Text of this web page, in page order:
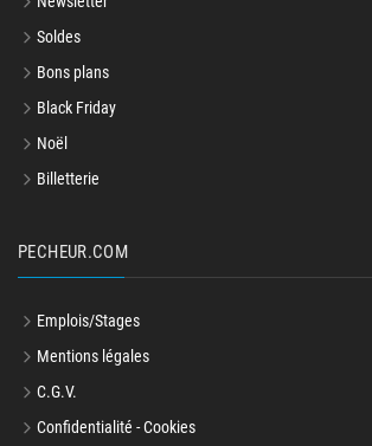
Soldes
Bons plans
Black Friday
Noël
Billetterie
PECHEUR.COM
Emplois/Stages
Mentions légales
C.G.V.
Confidentialité - Cookies